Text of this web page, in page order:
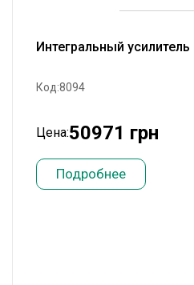
Интегральный усилитель
Код:8094
Цена:50971 грн
Подробнее